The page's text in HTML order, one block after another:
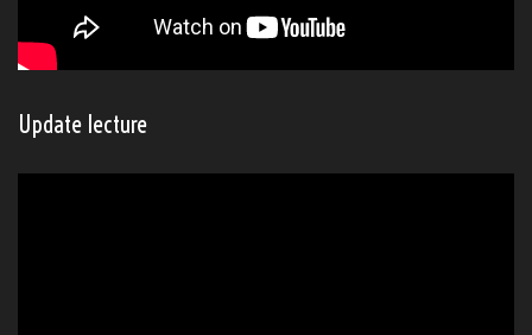
Update lecture